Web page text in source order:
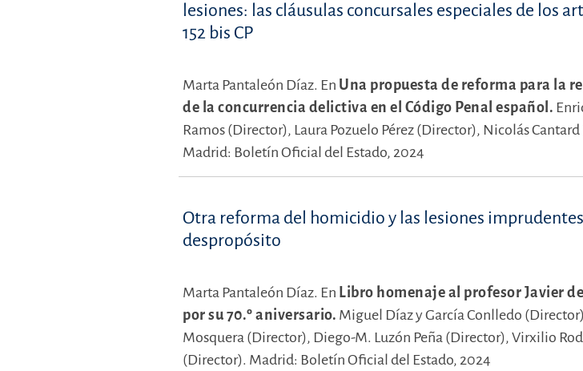
lesiones: las cláusulas concursales especiales de los
152 bis CP
Marta Pantaleón Díaz. En Una propuesta de reforma para la
de la concurrencia delictiva en el Código Penal español.
Ramos (Director), Laura Pozuelo Pérez (Director), Nicolás
Madrid: Boletín Oficial del Estado, 2024
Otra reforma del homicidio y las lesiones
despropósito
Marta Pantaleón Díaz. En Libro homenaje al profesor Javier
por su 70.º aniversario. Miguel Díaz y García Conlledo
Mosquera (Director), Diego-M. Luzón Peña (Director),Virxilio
(Director). Madrid: Boletín Oficial del Estado, 2024